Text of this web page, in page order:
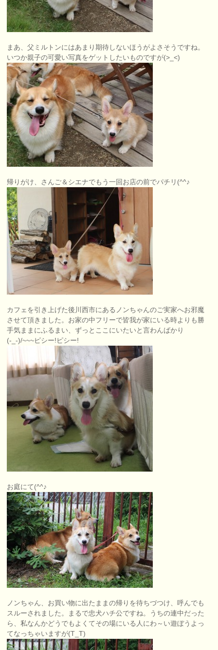
まあ、父ミルトンにはあまり期待しないほうがよさそうですね。
いつか親子の可愛い写真をゲットしたいものですが(>_<)
帰りがけ、さんご＆シエナでもう一回お店の前でパチリ(^^♪
カフェを引き上げた後川西市にあるノンちゃんのご実家へお邪魔
させて頂きました。お家の中フリーで皆我が家にいる時よりも勝
手気ままにふるまい、ずっとここにいたいと言わんばかり
(-_-)/~~~ピシー!ピシー!
お庭にて(^^♪
ノンちゃん、お買い物に出たままの帰りを待ちづつけ、呼んでも
スルーされました。まるで忠犬ハチ公ですね。うちの連中だった
ら、私なんかどうでもよくてその場にいる人にわ～い遊ぼうよっ
てなっちゃいますが(T_T)